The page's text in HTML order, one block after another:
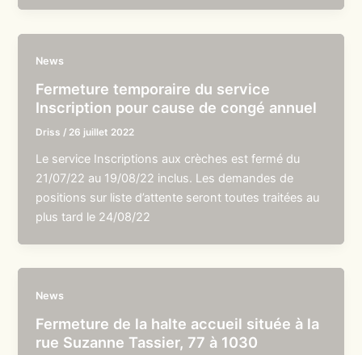
News
Fermeture temporaire du service
Inscription pour cause de congé annuel
Driss / 26 juillet 2022
Le service Inscriptions aux crèches est fermé du
21/07/22 au 19/08/22 inclus. Les demandes de
positions sur liste d’attente seront toutes traitées au
plus tard le 24/08/22
News
Fermeture de la halte accueil située à la
rue Suzanne Tassier, 77 à 1030